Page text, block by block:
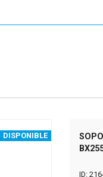
DISPONIBLE
ID: